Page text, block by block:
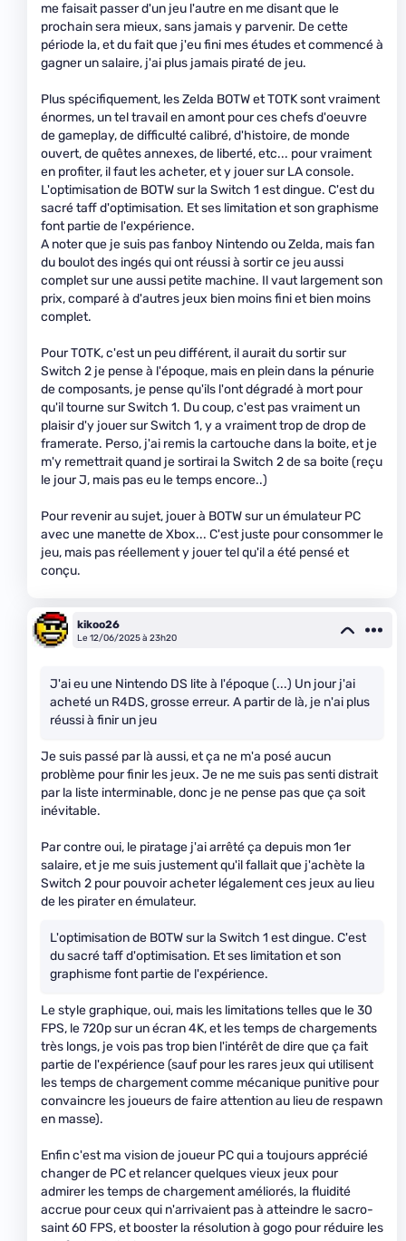
me faisait passer d'un jeu l'autre en me disant que le
prochain sera mieux, sans jamais y parvenir. De cette
période la, et du fait que j'eu fini mes études et commencé à
gagner un salaire, j'ai plus jamais piraté de jeu.
Plus spécifiquement, les Zelda BOTW et TOTK sont vraiment
énormes, un tel travail en amont pour ces chefs d'oeuvre
de gameplay, de difficulté calibré, d'histoire, de monde
ouvert, de quêtes annexes, de liberté, etc... pour vraiment
en profiter, il faut les acheter, et y jouer sur LA console.
L'optimisation de BOTW sur la Switch 1 est dingue. C'est du
sacré taff d'optimisation. Et ses limitation et son graphisme
font partie de l'expérience.
A noter que je suis pas fanboy Nintendo ou Zelda, mais fan
du boulot des ingés qui ont réussi à sortir ce jeu aussi
complet sur une aussi petite machine. Il vaut largement son
prix, comparé à d'autres jeux bien moins fini et bien moins
complet.
Pour TOTK, c'est un peu différent, il aurait du sortir sur
Switch 2 je pense à l'époque, mais en plein dans la pénurie
de composants, je pense qu'ils l'ont dégradé à mort pour
qu'il tourne sur Switch 1. Du coup, c'est pas vraiment un
plaisir d'y jouer sur Switch 1, y a vraiment trop de drop de
framerate. Perso, j'ai remis la cartouche dans la boite, et je
m'y remettrait quand je sortirai la Switch 2 de sa boite (reçu
le jour J, mais pas eu le temps encore..)
Pour revenir au sujet, jouer à BOTW sur un émulateur PC
avec une manette de Xbox... C'est juste pour consommer le
jeu, mais pas réellement y jouer tel qu'il a été pensé et
conçu.
kikoo26
Le 12/06/2025 à 23h20
J'ai eu une Nintendo DS lite à l'époque (...) Un jour j'ai
acheté un R4DS, grosse erreur. A partir de là, je n'ai plus
réussi à finir un jeu
Je suis passé par là aussi, et ça ne m'a posé aucun
problème pour finir les jeux. Je ne me suis pas senti distrait
par la liste interminable, donc je ne pense pas que ça soit
inévitable.
Par contre oui, le piratage j'ai arrêté ça depuis mon 1er
salaire, et je me suis justement qu'il fallait que j'achète la
Switch 2 pour pouvoir acheter légalement ces jeux au lieu
de les pirater en émulateur.
L'optimisation de BOTW sur la Switch 1 est dingue. C'est
du sacré taff d'optimisation. Et ses limitation et son
graphisme font partie de l'expérience.
Le style graphique, oui, mais les limitations telles que le 30
FPS, le 720p sur un écran 4K, et les temps de chargements
très longs, je vois pas trop bien l'intérêt de dire que ça fait
partie de l'expérience (sauf pour les rares jeux qui utilisent
les temps de chargement comme mécanique punitive pour
convaincre les joueurs de faire attention au lieu de respawn
en masse).
Enfin c'est ma vision de joueur PC qui a toujours apprécié
changer de PC et relancer quelques vieux jeux pour
admirer les temps de chargement améliorés, la fluidité
accrue pour ceux qui n'arrivaient pas à atteindre le sacro-
saint 60 FPS, et booster la résolution à gogo pour réduire les